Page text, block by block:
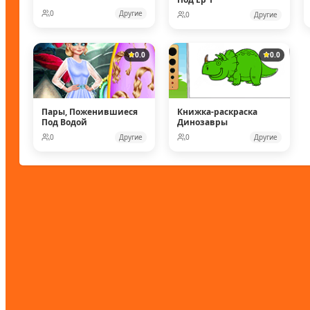
0 Другие 0 Другие
0.0
Пары, Поженившиеся
Под Водой
0 Другие
0.0
Книжка-раскраска
Динозавры
0 Другие